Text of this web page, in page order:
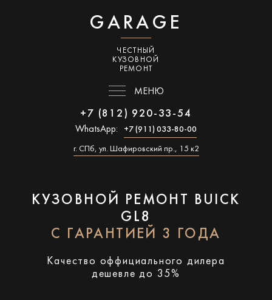
GARAGE
ЧЕСТНЫЙ
КУЗОВНОЙ
РЕМОНТ
МЕНЮ
+7 (812) 920-33-54
WhatsApp: +7 (911) 033-80-00
г. СПб, ул. Шафировский пр., 15 к2
КУЗОВНОЙ РЕМОНТ BUICK
GL8
С ГАРАНТИЕЙ 3 ГОДА
Качество оффициального дилера
дешевле до 35%